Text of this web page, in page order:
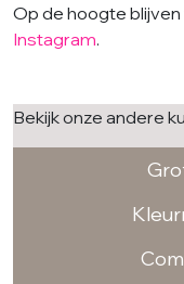
Op de hoogte blijven
Instagram.
Bekijk onze andere